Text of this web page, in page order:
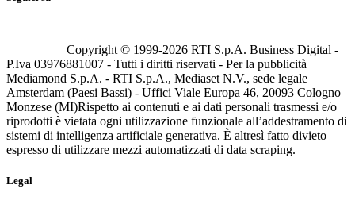
Copyright © 1999-2026 RTI S.p.A. Business Digital -
P.Iva 03976881007 - Tutti i diritti riservati - Per la pubblicità
Mediamond S.p.A. - RTI S.p.A., Mediaset N.V., sede legale
Amsterdam (Paesi Bassi) - Uffici Viale Europa 46, 20093 Cologno
Monzese (MI)Rispetto ai contenuti e ai dati personali trasmessi e/o
riprodotti è vietata ogni utilizzazione funzionale all’addestramento di
sistemi di intelligenza artificiale generativa. È altresì fatto divieto
espresso di utilizzare mezzi automatizzati di data scraping.
Legal